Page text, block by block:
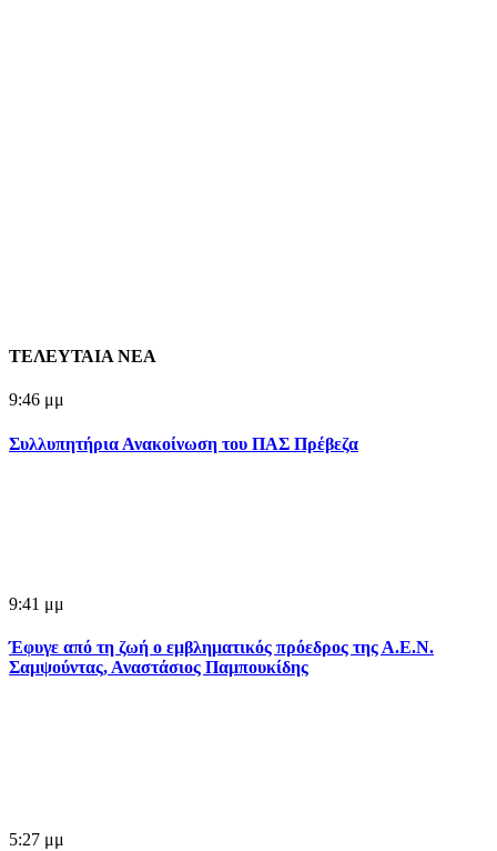
ΤΕΛΕΥΤΑΙΑ ΝΕΑ
9:46 μμ
Συλλυπητήρια Ανακοίνωση του ΠΑΣ Πρέβεζα
9:41 μμ
Έφυγε από τη ζωή ο εμβληματικός πρόεδρος της Α.Ε.Ν.
Σαμψούντας, Αναστάσιος Παμπουκίδης
5:27 μμ